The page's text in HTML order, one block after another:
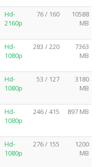
Hd-
2160p
76 / 160
10588
MB
Hd-
1080p
283 / 220
7363
MB
Hd-
1080p
53 / 127
3180
MB
Hd-
1080p
246 / 415 897 MB
Hd-
1080p
276 / 155
1200
MB